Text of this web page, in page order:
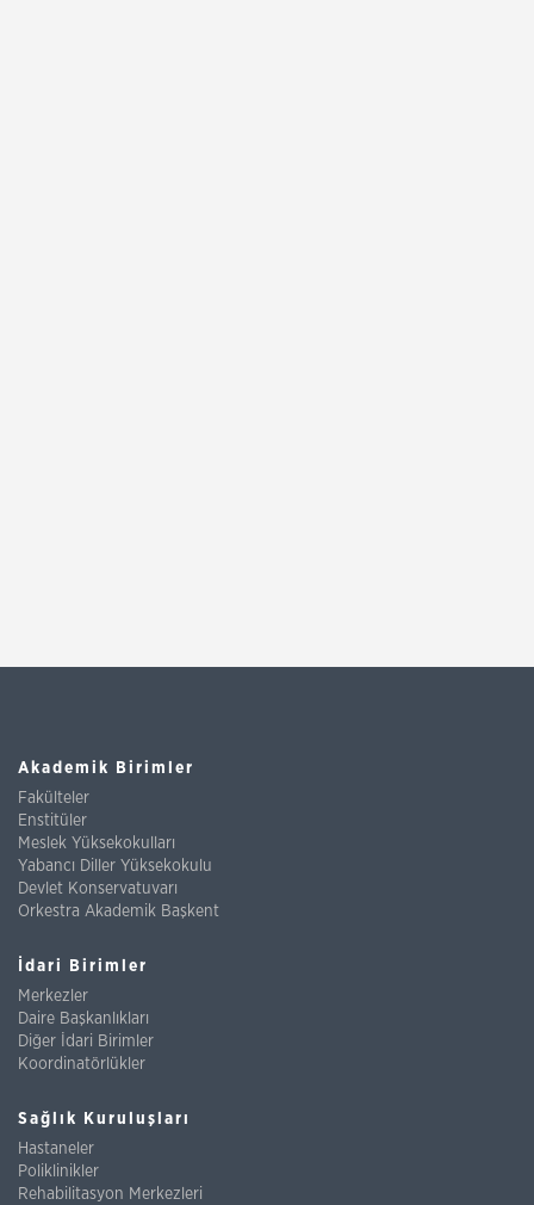
Akademik Birimler
Fakülteler
Enstitüler
Meslek Yüksekokulları
Yabancı Diller Yüksekokulu
Devlet Konservatuvarı
Orkestra Akademik Başkent
İdari Birimler
Merkezler
Daire Başkanlıkları
Diğer İdari Birimler
Koordinatörlükler
Sağlık Kuruluşları
Hastaneler
Poliklinikler
Rehabilitasyon Merkezleri